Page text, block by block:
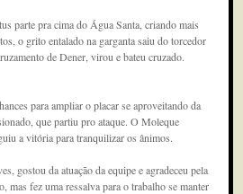
parte pra cima do Água Santa, criando mais
o grito entalado na garganta saiu do torcedor
de Dener, virou e bateu cruzado.
para ampliar o placar se aproveitando da
que partiu pro ataque. O Moleque
a vitória para tranquilizar os ânimos.
gostou da atuação da equipe e agradeceu pela
mas fez uma ressalva para o trabalho se manter